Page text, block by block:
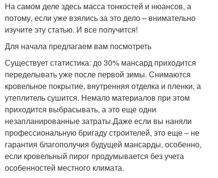
На самом деле здесь масса тонкостей и нюансов, а
потому, если уже взялись за это дело – внимательно
изучите эту статью. И все получится!
Для начала предлагаем вам посмотреть
Существует статистика: до 30% мансард приходится
переделывать уже после первой зимы. Снимаются
кровельное покрытие, внутренняя отделка и пленки, а
утеплитель сушится. Немало материалов при этом
приходится выбрасывать, а это еще одни
незапланированные затраты.Даже если вы наняли
профессиональную бригаду строителей, это еще – не
гарантия благополучия будущей мансарды, особенно,
если кровельный пирог продумывается без учета
особенностей местного климата.